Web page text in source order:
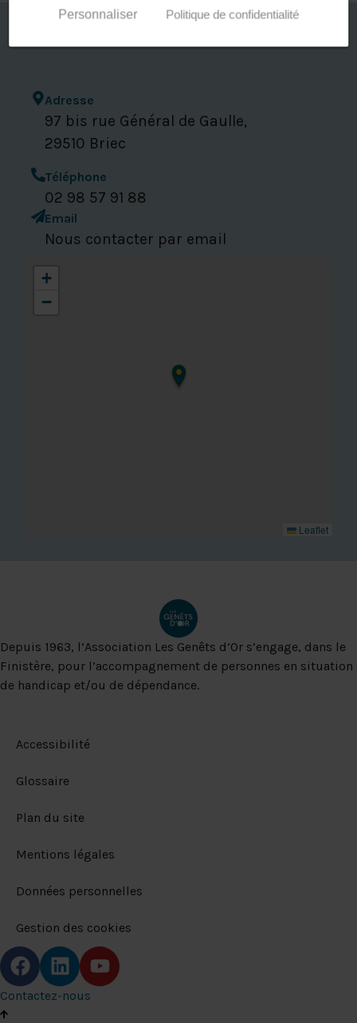
Adresse
97 bis rue Général de Gaulle,
29510 Briec
Téléphone
02 98 57 91 88
Email
Nous contacter par email
+
−
Leaflet
Depuis 1963, l’Association Les Genêts d’Or s’engage, dans le
Finistère, pour l’accompagnement de personnes en situation
de handicap et/ou de dépendance.
Accessibilité
Glossaire
Plan du site
Mentions légales
Données personnelles
Gestion des cookies
Contactez-nous
Personnaliser Politique de confidentialité